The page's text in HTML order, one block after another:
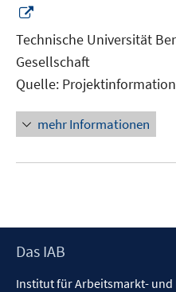
neuem
Fenster
öffnen
Technische Universität
Gesellschaft
Quelle: Projektinformation
mehr Informationen
Footer
Das IAB
Institut für Arbeitsmarkt- und